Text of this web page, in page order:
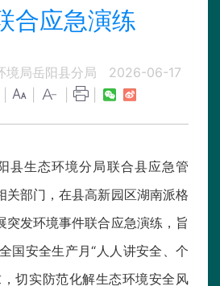
合应急演练
境局岳阳县分局
2026-06-17
生态环境分局联合县应急管
关部门，在县高新园区湖南派格
突发环境事件联合应急演练，旨
国安全生产月“人人讲安全、个
切实防范化解生态环境安全风